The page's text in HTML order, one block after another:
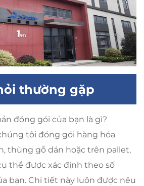
thường gặp
đóng gói của bạn là gì?
tôi đóng gói hàng hóa
thùng gỗ dán hoặc trên pallet,
thể được xác định theo số
bạn. Chi tiết này luôn được nêu